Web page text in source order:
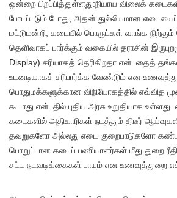
ஒன்றை பிறப்பித்துள்ளது:நியாய விலைக்
போடப்படும் போது, அதன் துல்லியமான
மட்டுமன்றி, கடையில் பொருட்கள் வாங்க
தெளிவாகப் பார்க்கும் வகையில் தராசின்
Display) சரியாகத் தெரிகிறதா என்பதைத்
உடனடியாகச் சரிபார்க்க வேண்டும் என
பொதுமக்களுக்கான விநியோகத்தில் எவ்வித
கூடாது என்பதில் புதிய அரசு உறுதியாக
கடைகளில் அதிகாரிகள் நடத்தும் திடீர்
தவறுகளோ அல்லது எடை குறைபாடுகளோ
பொறுப்பான கடைப் பணியாளர்கள் மீது துறை
சட்ட நடவடிக்கைகள் பாயும் என உணவுத்துறை